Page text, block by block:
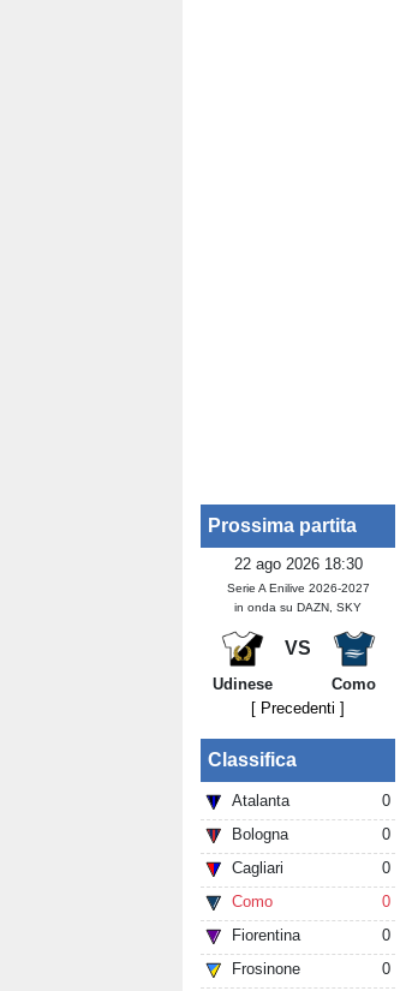
Prossima partita
22 ago 2026 18:30
Serie A Enilive 2026-2027
in onda su DAZN, SKY
VS
Udinese
Como
[ Precedenti ]
Classifica
Atalanta
0
Bologna
0
Cagliari
0
Como
0
Fiorentina
0
Frosinone
0